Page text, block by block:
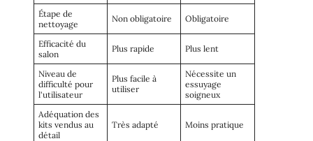
Étape de
nettoyage
Non obligatoire Obligatoire
Efficacité du
salon
Plus rapide Plus lent
Niveau de
difficulté pour
l'utilisateur
Plus facile à
utiliser
Nécessite un
essuyage
soigneux
Adéquation des
kits vendus au
détail
Très adapté Moins pratique